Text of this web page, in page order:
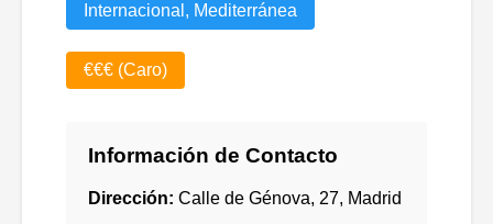
Internacional, Mediterránea
€€€ (Caro)
Información de Contacto
Dirección: Calle de Génova, 27, Madrid